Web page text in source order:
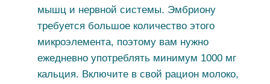
мышц и нервной системы. Эмбриону
требуется большое количество этого
микроэлемента, поэтому вам нужно
ежедневно употреблять минимум 1000 мг
кальция. Включите в свой рацион молоко,